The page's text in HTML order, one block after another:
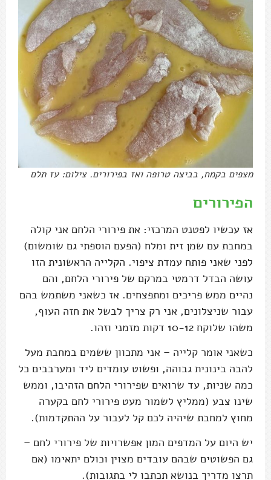
מצפים בקמח, בביצה טרופה ואז בפירורים. צילום: עז תלם
הפירורים
אז עכשיו לפטנט המרכזי: את פירורי הלחם אני קולה
במחבת עם שמן זית ומלח (הפעם הוספתי גם שומשום)
לפני שאני פותח עמדת ציפוי. הקלייה הראשונית הזו
עושה הבדל דרמטי במרקם של פירורי הלחם, והם
נהיים ממש פריכים ומתפצחים. אז כשאני משתמש בהם
עבור שניצלונים, אני רק צריך לבשל את חזה העוף,
משהו שלוקח 10-12 דקות מזמני וזהו.
כשאני אומר קלייה – אני מתכוון ששמים במחבת מעל
להבה בינונית גבוהה, ופשוט עומדים ליד ומערבבים כל
כמה שניות, עד שרואים שפירורי הלחם הזהיבו, וממש
שינו צבע (ממליץ לשמור מעט פירורי לחם בקערה
מחוץ למחבת שיהיה לכם קל לעבור על ההתקדמות).
יש היום על המדפים המון אפשרויות של פירורי לחם –
גם הפשוטים שבהם עובדים מצוין וכולם יתאימו (אם
תרצו מדריך בנושא תכתבו לי בתגובות).